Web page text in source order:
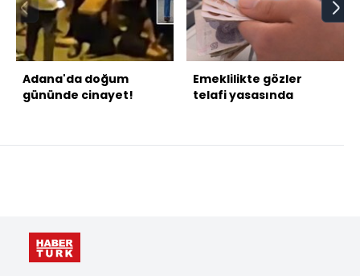
Adana'da doğum
gününde cinayet!
Emeklilikte gözler
telafi yasasında